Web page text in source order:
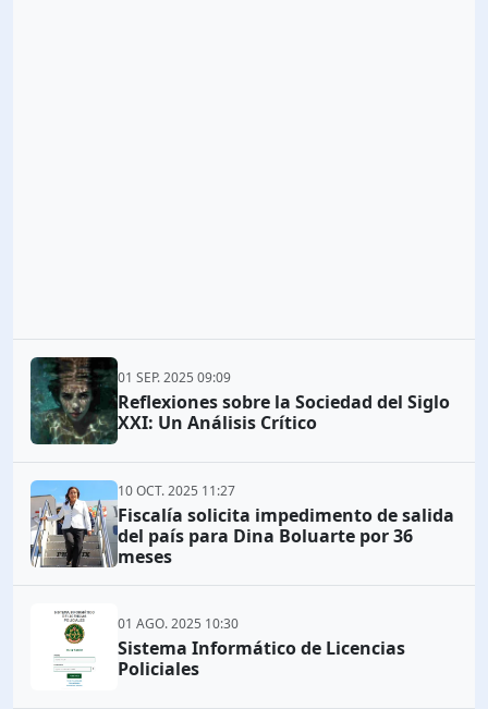
01 SEP. 2025 09:09
Reflexiones sobre la Sociedad del Siglo
XXI: Un Análisis Crítico
10 OCT. 2025 11:27
Fiscalía solicita impedimento de salida
del país para Dina Boluarte por 36
meses
01 AGO. 2025 10:30
Sistema Informático de Licencias
Policiales